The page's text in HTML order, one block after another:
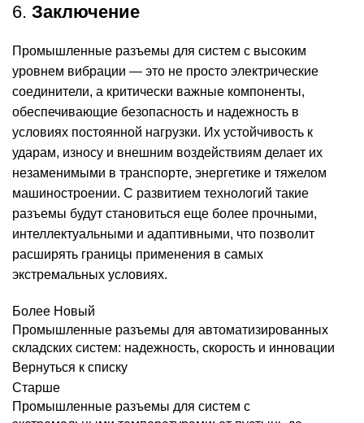
6. Заключение
Промышленные разъемы для систем с высоким
уровнем вибрации — это не просто электрические
соединители, а критически важные компоненты,
обеспечивающие безопасность и надежность в
условиях постоянной нагрузки. Их устойчивость к
ударам, износу и внешним воздействиям делает их
незаменимыми в транспорте, энергетике и тяжелом
машиностроении. С развитием технологий такие
разъемы будут становиться еще более прочными,
интеллектуальными и адаптивными, что позволит
расширять границы применения в самых
экстремальных условиях.
Более Новый
Промышленные разъемы для автоматизированных
складских систем: надежность, скорость и инновации
Вернуться к списку
Старше
Промышленные разъемы для систем с